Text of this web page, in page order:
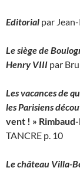
Editorial par
Le siège de
Henry VIII par
Les vacances de
les Parisiens
vent ! »
TANCRE p. 10
Le château Villa-